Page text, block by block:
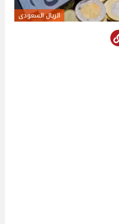
الريال السعودى